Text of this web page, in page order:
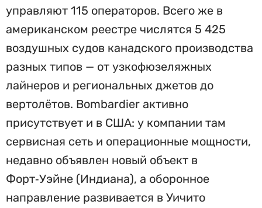
управляют 115 операторов. Всего же в
американском реестре числятся 5 425
воздушных судов канадского производства
разных типов — от узкофюзеляжных
лайнеров и региональных джетов до
вертолётов. Bombardier активно
присутствует и в США: у компании там
сервисная сеть и операционные мощности,
недавно объявлен новый объект в
Форт‑Уэйне (Индиана), а оборонное
направление развивается в Уичито